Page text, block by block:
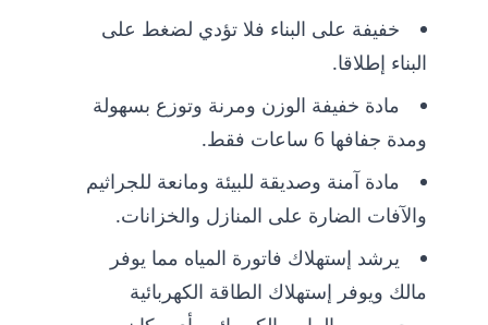
خفيفة على البناء فلا تؤدي لضغط على
البناء إطلاقا.
مادة خفيفة الوزن ومرنة وتوزع بسهولة
ومدة جفافها 6 ساعات فقط.
مادة آمنة وصديقة للبيئة ومانعة للجراثيم
والآفات الضارة على المنازل والخزانات.
يرشد إستهلاك فاتورة المياه مما يوفر
مالك ويوفر إستهلاك الطاقة الكهربائية